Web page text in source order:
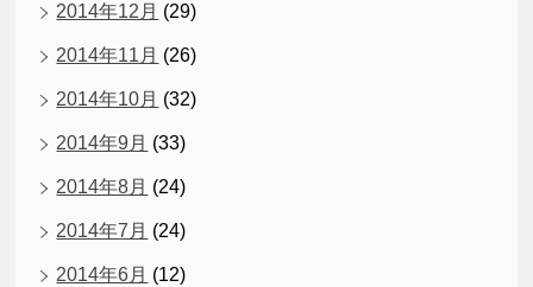
2014年12月 (29)
2014年11月 (26)
2014年10月 (32)
2014年9月 (33)
2014年8月 (24)
2014年7月 (24)
2014年6月 (12)